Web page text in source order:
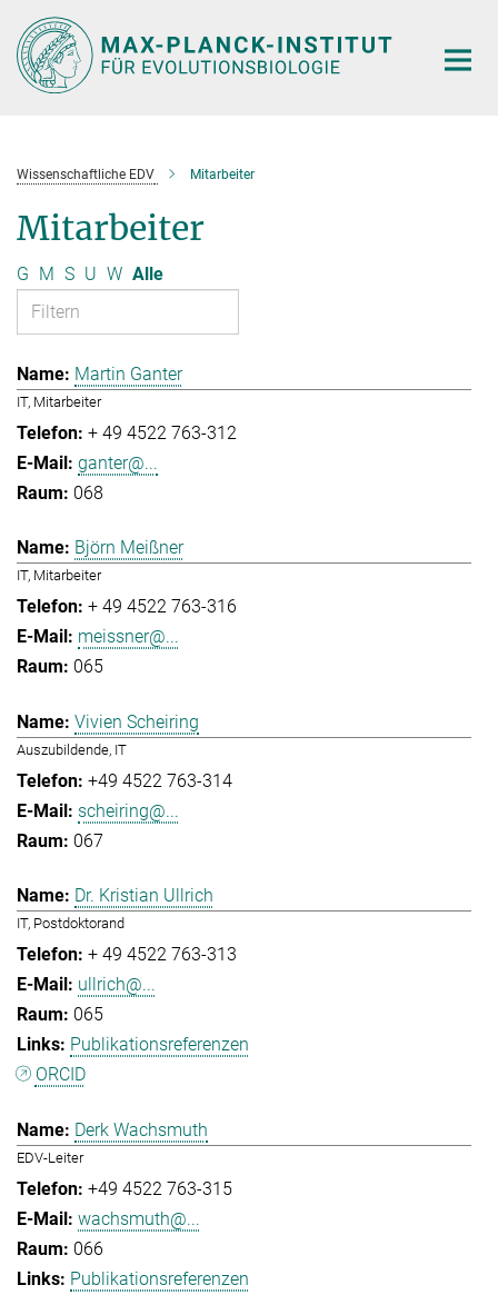
Hauptinhalt
Wissenschaftliche EDV Mitarbeiter
Mitarbeiter
G M S U W Alle
Martin Ganter
IT, Mitarbeiter
+ 49 4522 763-312
ganter@...
068
Björn Meißner
IT, Mitarbeiter
+ 49 4522 763-316
meissner@...
065
Vivien Scheiring
Auszubildende, IT
+49 4522 763-314
scheiring@...
067
Dr. Kristian Ullrich
IT, Postdoktorand
+ 49 4522 763-313
ullrich@...
065
Publikationsreferenzen
ORCID
Derk Wachsmuth
EDV-Leiter
+49 4522 763-315
wachsmuth@...
066
Publikationsreferenzen